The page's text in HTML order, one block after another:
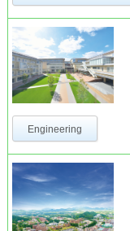
Engineering